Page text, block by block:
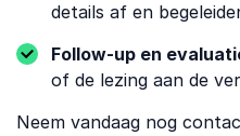
details af en
Follow-up en
of de lezing aan de
Neem vandaag nog